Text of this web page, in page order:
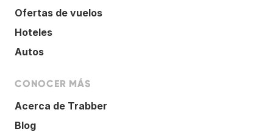
Ofertas de vuelos
Hoteles
Autos
CONOCER MÁS
Acerca de Trabber
Blog